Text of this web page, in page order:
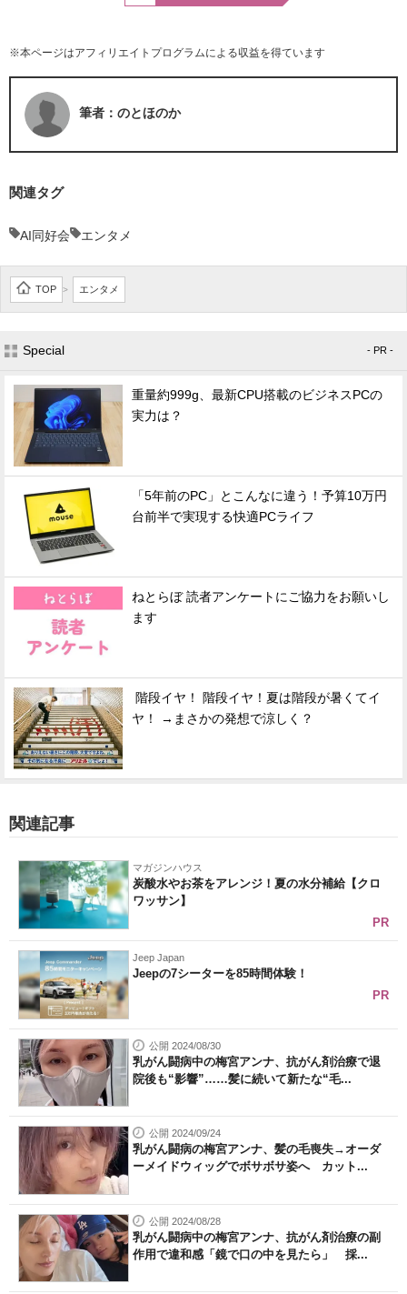
※本ページはアフィリエイトプログラムによる収益を得ています
筆者：のとほのか
関連タグ
AI同好会 エンタメ
TOP > エンタメ
Special - PR -
重量約999g、最新CPU搭載のビジネスPCの
実力は？
「5年前のPC」とこんなに違う！予算10万円
台前半で実現する快適PCライフ
ねとらぼ 読者アンケートにご協力をお願いし
ます
階段イヤ！ 階段イヤ！夏は階段が暑くてイ
ヤ！ →まさかの発想で涼しく？
関連記事
マガジンハウス
炭酸水やお茶をアレンジ！夏の水分補給【クロ
ワッサン】
PR
Jeep Japan
Jeepの7シーターを85時間体験！
PR
公開 2024/08/30
乳がん闘病中の梅宮アンナ、抗がん剤治療で退
院後も“影響”……髪に続いて新たな“毛...
公開 2024/09/24
乳がん闘病の梅宮アンナ、髪の毛喪失→オーダ
ーメイドウィッグでボサボサ姿へ カット...
公開 2024/08/28
乳がん闘病中の梅宮アンナ、抗がん剤治療の副
作用で違和感「鏡で口の中を見たら」 採...